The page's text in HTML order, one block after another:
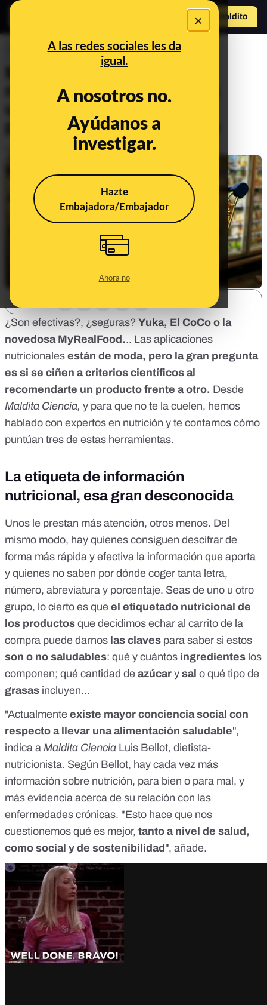
×
A las redes sociales les da
igual.
A nosotros no.
Ayúdanos a
investigar.
Hazte
Embajadora/Embajador
Ahora no
Hazte Maldito
PREBUNKING
Malditas aplicaciones
nutricionales: qué criterios
utilizan para decidir si un
producto es o no saludable
Oct 9, 2019, 11:00:03 AM
¿Son efectivas?, ¿seguras? Yuka, El CoCo o la
novedosa MyRealFood... Las aplicaciones
nutricionales están de moda, pero la gran pregunta
es si se ciñen a criterios científicos al
recomendarte un producto frente a otro. Desde
Maldita Ciencia, y para que no te la cuelen, hemos
hablado con expertos en nutrición y te contamos cómo
puntúan tres de estas herramientas.
La etiqueta de información
nutricional, esa gran desconocida
Unos le prestan más atención, otros menos. Del
mismo modo, hay quienes consiguen descifrar de
forma más rápida y efectiva la información que aporta
y quienes no saben por dónde coger tanta letra,
número, abreviatura y porcentaje. Seas de uno u otro
grupo, lo cierto es que el etiquetado nutricional de
los productos que decidimos echar al carrito de la
compra puede darnos las claves para saber si estos
son o no saludables: qué y cuántos ingredientes los
componen; qué cantidad de azúcar y sal o qué tipo de
grasas incluyen...
"Actualmente existe mayor conciencia social con
respecto a llevar una alimentación saludable",
indica a Maldita Ciencia Luis Bellot, dietista-
nutricionista. Según Bellot, hay cada vez más
información sobre nutrición, para bien o para mal, y
más evidencia acerca de su relación con las
enfermedades crónicas. "Esto hace que nos
cuestionemos qué es mejor, tanto a nivel de salud,
como social y de sostenibilidad ", añade.